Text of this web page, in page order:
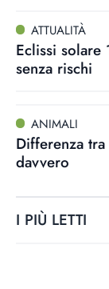
ATTUALITÀ
Eclissi
senza rischi
ANIMALI
Differenza
davvero
I PIÙ LETTI